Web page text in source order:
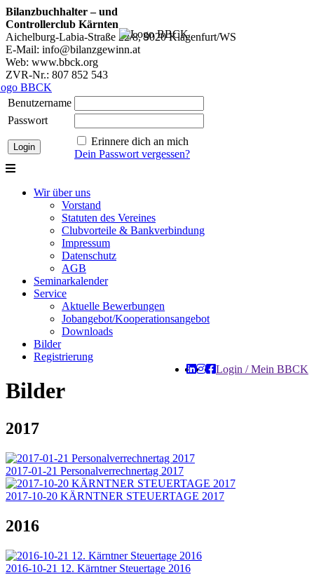
Bilanzbuchhalter – und
Controllerclub Kärnten
Aichelburg-Labia-Straße 22/8, 9020 Klagenfurt/WS
E-Mail: info@bilanzgewinn.at
Web: www.bbck.org
ZVR-Nr.: 807 852 543
Benutzername
Passwort
Erinnere dich an mich
Dein Passwort vergessen?
Wir über uns
Vorstand
Statuten des Vereines
Clubvorteile & Bankverbindung
Impressum
Datenschutz
AGB
Seminarkalender
Service
Aktuelle Bewerbungen
Jobangebot/Kooperationsangebot
Downloads
Bilder
Registrierung
Login / Mein BBCK
Bilder
2017
2017-01-21 Personalverrechnertag 2017
2017-10-20 KÄRNTNER STEUERTAGE 2017
2016
2016-10-21 12. Kärntner Steuertage 2016